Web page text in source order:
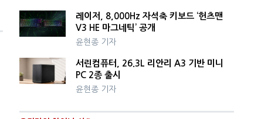
레이저, 8,000Hz 자석축 키보드 ‘헌츠맨
V3 HE 마그네틱’ 공개
윤현종 기자
서린컴퓨터, 26.3L 리안리 A3 기반 미니
PC 2종 출시
윤현종 기자